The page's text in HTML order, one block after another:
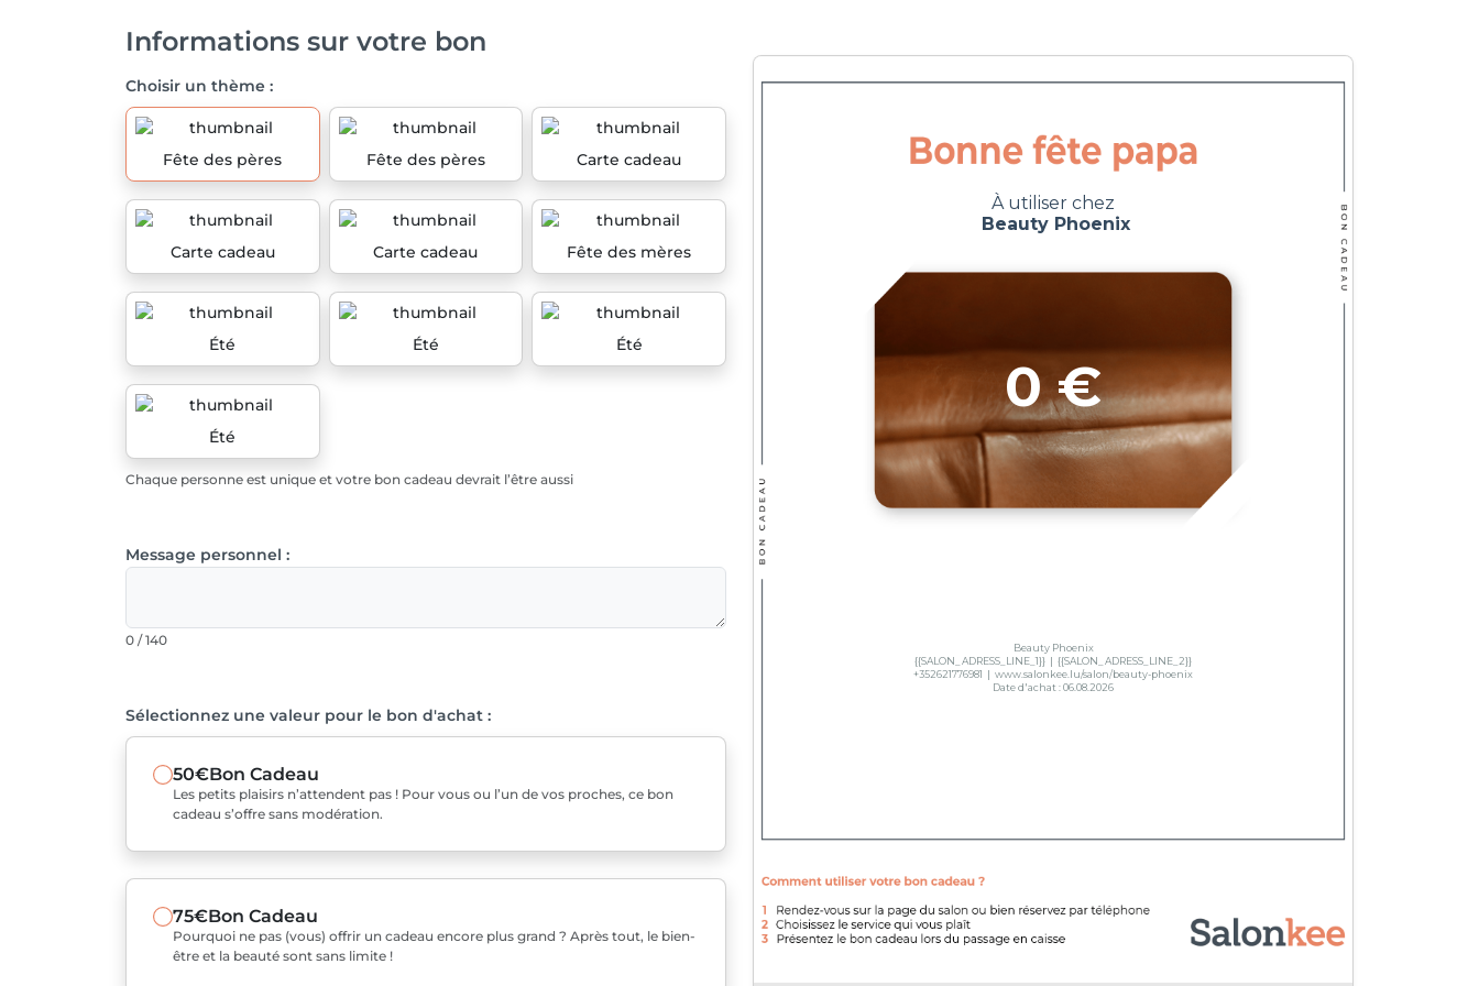
Informations sur votre bon
Choisir un thème :
Fête des pères Fête des pères Carte cadeau
Carte cadeau Carte cadeau Fête des mères
Été Été Été
Été
Chaque personne est unique et votre bon cadeau devrait l’être aussi
Message personnel :
0 / 140
Sélectionnez une valeur pour le bon d'achat :
50€Bon Cadeau
Les petits plaisirs n’attendent pas ! Pour vous ou l’un de vos proches, ce bon
cadeau s’offre sans modération.
75€Bon Cadeau
Pourquoi ne pas (vous) offrir un cadeau encore plus grand ? Après tout, le bien-
être et la beauté sont sans limite !